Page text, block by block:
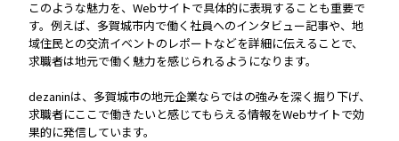
このような魅力を、Webサイトで具体的に表現することも重要で
す。例えば、多賀城市内で働く社員へのインタビュー記事や、地
域住民との交流イベントのレポートなどを詳細に伝えることで、
求職者は地元で働く魅力を感じられるようになります。
dezaninは、多賀城市の地元企業ならではの強みを深く掘り下げ、
求職者にここで働きたいと感じてもらえる情報をWebサイトで効
果的に発信しています。